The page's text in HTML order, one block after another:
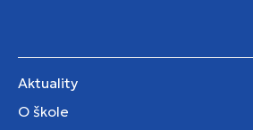
Aktuality
O škole